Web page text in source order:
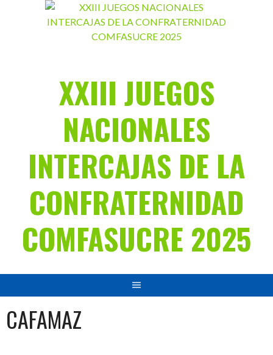
XXIII JUEGOS
NACIONALES
INTERCAJAS DE LA
CONFRATERNIDAD
COMFASUCRE 2025
CAFAMAZ